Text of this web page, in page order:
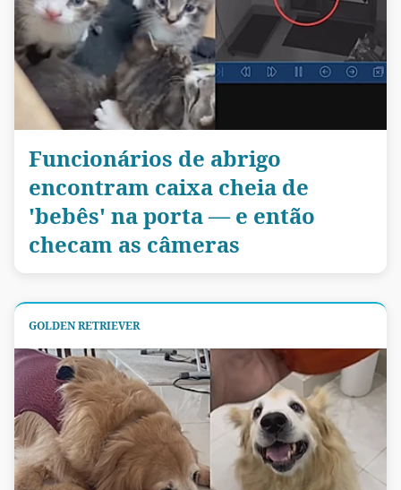
Funcionários de abrigo
encontram caixa cheia de
'bebês' na porta — e então
checam as câmeras
GOLDEN RETRIEVER